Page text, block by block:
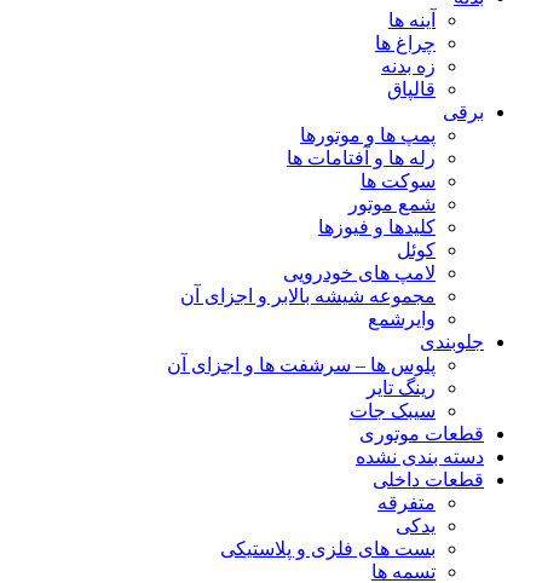
آینه ها
چراغ ها
زه بدنه
قالپاق
برقی
پمپ ها و موتورها
رله ها و آفتامات ها
سوکت ها
شمع موتور
کلیدها و فیوزها
کوئل
لامپ های خودرویی
مجموعه شیشه بالابر و اجزای آن
وایرشمع
جلوبندی
پلوس ها – سرشفت ها و اجزای آن
رینگ تایر
سیبک جات
قطعات موتوری
دسته بندی نشده
قطعات داخلی
متفرقه
یدکی
بست های فلزی و پلاستیکی
تسمه ها